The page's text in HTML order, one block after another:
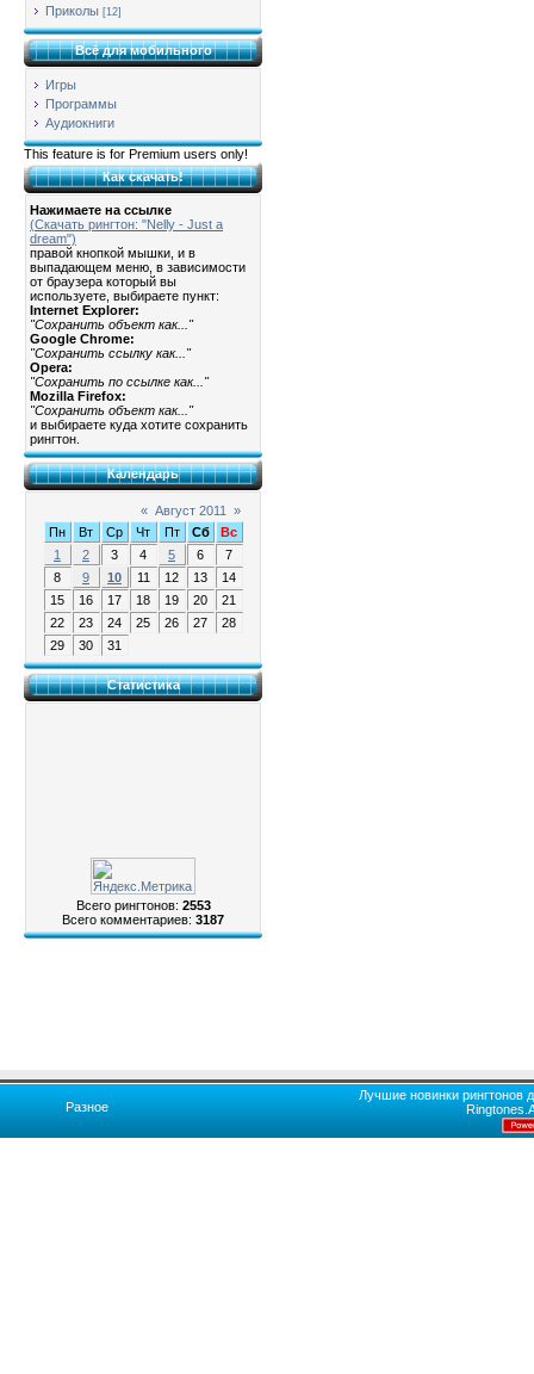
Приколы [12]
Всё для мобильного
Игры
Программы
Аудиокниги
This feature is for Premium users only!
Как скачать!
Нажимаете на ссылке
(Скачать рингтон: "Nelly - Just a
dream")
правой кнопкой мышки, и в
выпадающем меню, в зависимости
от браузера который вы
используете, выбираете пункт:
Internet Explorer:
"Сохранить объект как..."
Google Chrome:
"Сохранить ссылку как..."
Opera:
"Сохранить по ссылке как..."
Mozilla Firefox:
"Сохранить объект как..."
и выбираете куда хотите сохранить
рингтон.
Календарь
« Август 2011
»
Пн
Вт Ср Чт Пт Сб
Вс
1
2 3 4 5 6
7
8
9 10 11 12 13
14
15
16 17 18 19 20
21
22
23 24 25 26 27
28
29
30 31
Статистика
Всего рингтонов: 2553
Всего комментариев: 3187
Разное
Лучшие новинки рингтонов